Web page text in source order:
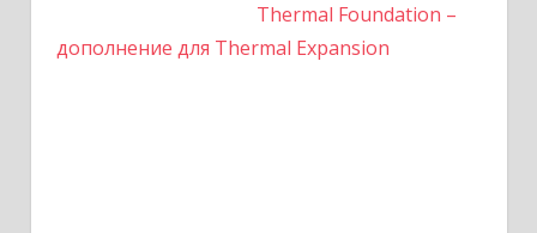
Thermal Foundation –
дополнение для Thermal Expansion